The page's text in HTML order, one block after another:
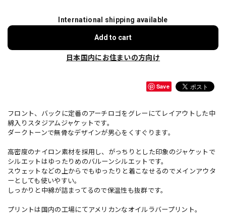
International shipping available
Add to cart
日本国内にお住まいの方向け
Save
フロント、バックに定番のアーチロゴをグレーにてレイアウトした中
綿入りスタジアムジャケットです。
ダークトーンで無骨なデザインが男心をくすぐります。
高密度のナイロン素材を採用し、がっちりとした印象のジャケットで
シルエットはゆったりめのバルーンシルエットです。
スウェットなどの上からでもゆったりと着こなせるのでメインアウタ
ーとしても使いやすい。
しっかりと中綿が詰まってるので保温性も抜群です。
プリントは国内の工場にてアメリカンなオイルラバープリント。